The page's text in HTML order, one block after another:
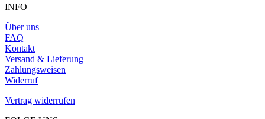
INFO
Über uns
FAQ
Kontakt
Versand & Lieferung
Zahlungsweisen
Widerruf
Vertrag widerrufen